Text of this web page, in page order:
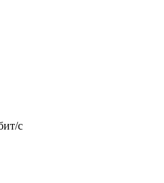
с